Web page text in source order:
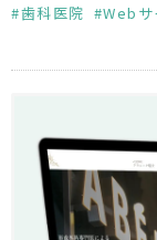
歯科医院
Webサ